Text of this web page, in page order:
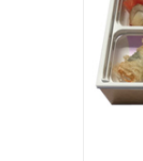
所在
テイク